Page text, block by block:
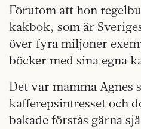
Förutom att hon
kakbok, som är
över fyra miljoner
böcker med sina egna
Det var mamma Agnes
kafferepsintresset och
bakade förstås gärna